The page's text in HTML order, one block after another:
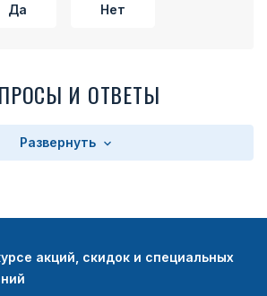
Да Нет
И ОТВЕТЫ
Развернуть
акций, скидок и специальных